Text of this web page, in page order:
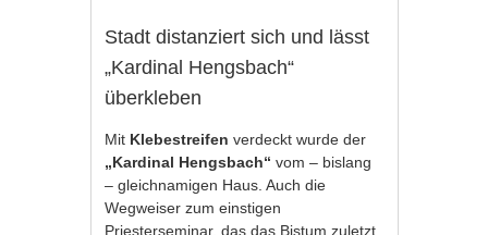
Stadt distanziert sich und lässt
„Kardinal Hengsbach“
überkleben
Mit Klebestreifenverdeckt wurde der
„Kardinal Hengsbach“vom – bislang
– gleichnamigen Haus. Auch die
Wegweiser zum einstigen
Priesterseminar, das das Bistum zuletzt